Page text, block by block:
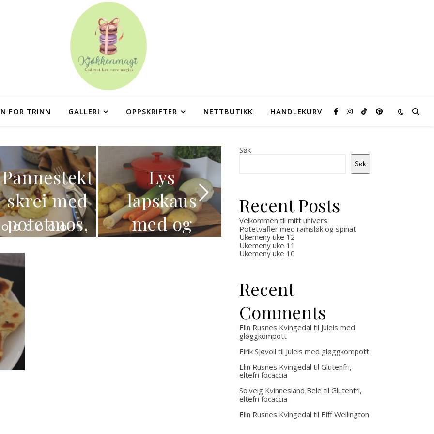
FOR TRINN GALLERI OPPSKRIFTER NETTBUTIKK HANDLEKURV
Pannestekt
skrei med
potetmos,
bacon og
ovnsbakte
grønnsaker
Lys
lapskaus
med og
Kylling med
smak av
middelhavet
Søk
Søk
Recent Posts
Velkommen til mitt univers
Potetvafler med ramsløk og spinat
Ukemeny uke 12
Ukemeny uke 11
Ukemeny uke 10
Recent
Comments
Elin Rusnes Kvingedal til Juleis med
gløggkompott
Eirik Sjøvoll til Juleis med gløggkompott
Elin Rusnes Kvingedal til Glutenfri,
eltefri focaccia
Solveig Kvinnesland Bele til Glutenfri,
eltefri focaccia
Elin Rusnes Kvingedal til Biff Wellington